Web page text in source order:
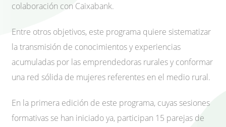
colaboración con Caixabank.
Entre otros objetivos, este programa quiere sistematizar
la transmisión de conocimientos y experiencias
acumuladas por las emprendedoras rurales y conformar
una red sólida de mujeres referentes en el medio rural.
En la primera edición de este programa, cuyas sesiones
formativas se han iniciado ya, participan 15 parejas de